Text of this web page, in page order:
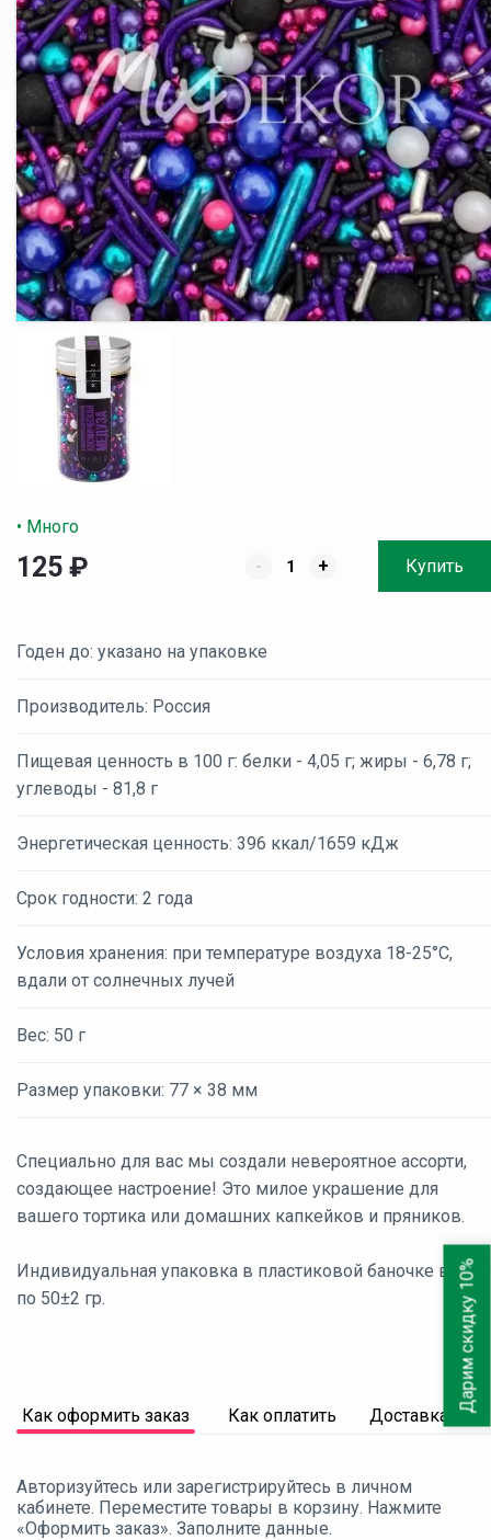
• Много
125 ₽ - + Купить
Годен до: указано на упаковке
Производитель: Россия
Пищевая ценность в 100 г: белки - 4,05 г; жиры - 6,78 г;
углеводы - 81,8 г
Энергетическая ценность: 396 ккал/1659 кДж
Срок годности: 2 года
Условия хранения: при температуре воздуха 18-25°С,
вдали от солнечных лучей
Вес: 50 г
Размер упаковки: 77 × 38 мм
Специально для вас мы создали невероятное ассорти,
создающее настроение! Это милое украшение для
вашего тортика или домашних капкейков и пряников.
Индивидуальная упаковка в пластиковой баночке весом
по 50±2 гр.
Как оформить заказ Как оплатить Доставка
Авторизуйтесь или зарегистрируйтесь в личном
кабинете. Переместите товары в корзину. Нажмите
«Оформить заказ». Заполните данные.
Дарим скидку 10%